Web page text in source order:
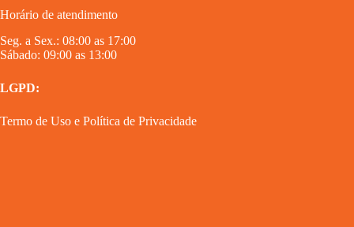
Horário de atendimento
Seg. a Sex.: 08:00 as 17:00
Sábado: 09:00 as 13:00
LGPD:
Termo de Uso e Política de Privacidade